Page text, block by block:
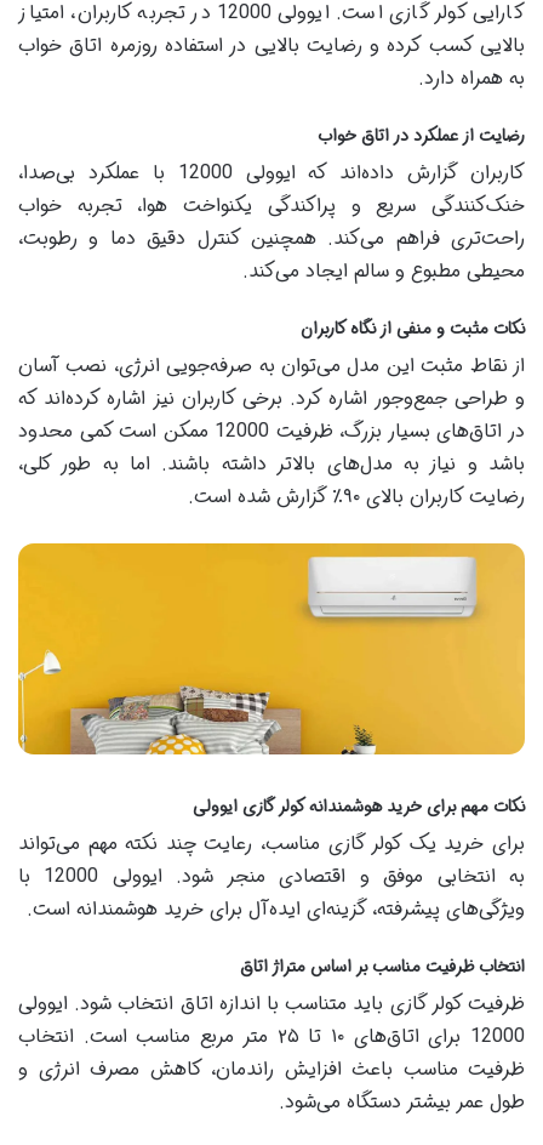
کارایی کولر گازی است. ایوولی 12000 در تجربه کاربران، امتیاز
بالایی کسب کرده و رضایت بالایی در استفاده روزمره اتاق خواب
به همراه دارد.
رضایت از عملکرد در اتاق خواب
کاربران گزارش داده‌اند که ایوولی 12000 با عملکرد بی‌صدا،
خنک‌کنندگی سریع و پراکندگی یکنواخت هوا، تجربه خواب
راحت‌تری فراهم می‌کند. همچنین کنترل دقیق دما و رطوبت،
محیطی مطبوع و سالم ایجاد می‌کند.
نکات مثبت و منفی از نگاه کاربران
از نقاط مثبت این مدل می‌توان به صرفه‌جویی انرژی، نصب آسان
و طراحی جمع‌وجور اشاره کرد. برخی کاربران نیز اشاره کرده‌اند که
در اتاق‌های بسیار بزرگ، ظرفیت 12000 ممکن است کمی محدود
باشد و نیاز به مدل‌های بالاتر داشته باشند. اما به طور کلی،
رضایت کاربران بالای ۹۰٪ گزارش شده است.
نکات مهم برای خرید هوشمندانه کولر گازی ایوولی
برای خرید یک کولر گازی مناسب، رعایت چند نکته مهم می‌تواند
به انتخابی موفق و اقتصادی منجر شود. ایوولی 12000 با
ویژگی‌های پیشرفته، گزینه‌ای ایده‌آل برای خرید هوشمندانه است.
انتخاب ظرفیت مناسب بر اساس متراژ اتاق
ظرفیت کولر گازی باید متناسب با اندازه اتاق انتخاب شود. ایوولی
12000 برای اتاق‌های ۱۰ تا ۲۵ متر مربع مناسب است. انتخاب
ظرفیت مناسب باعث افزایش راندمان، کاهش مصرف انرژی و
طول عمر بیشتر دستگاه می‌شود.